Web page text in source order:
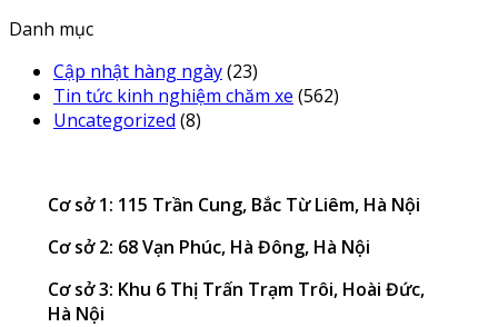
Danh mục
Cập nhật hàng ngày(23)
Tin tức kinh nghiệm chăm xe (562)
Uncategorized (8)
Cơ sở 1: 115 Trần Cung, Bắc Từ Liêm, Hà Nội
Cơ sở 2: 68 Vạn Phúc, Hà Đông, Hà Nội
Cơ sở 3: Khu 6 Thị Trấn Trạm Trôi, Hoài Đức,
Hà Nội